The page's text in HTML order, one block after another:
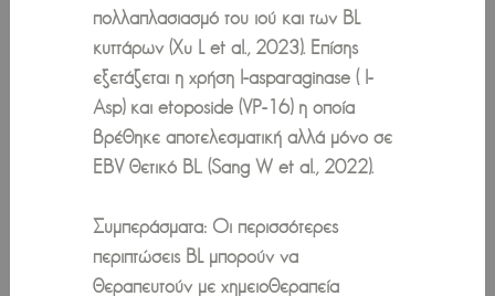
πολλαπλασιασμό του ιού και των BL
κυττάρων (Xu L et al., 2023). Επίσης
εξετάζεται η χρήση l-asparaginase ( l-
Asp) και etoposide (VP-16) η οποία
βρέθηκε αποτελεσματική αλλά μόνο σε
EBV θετικό BL. (Sang W et al., 2022).
Συμπεράσματα: Οι περισσότερες
περιπτώσεις BL μπορούν να
θεραπευτούν με χημειοθεραπεία